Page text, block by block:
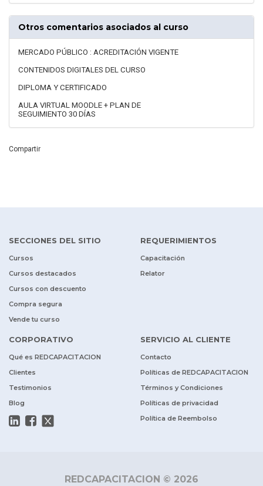
Otros comentarios asociados al curso
MERCADO PÚBLICO : ACREDITACIÓN VIGENTE
CONTENIDOS DIGITALES DEL CURSO
DIPLOMA Y CERTIFICADO
AULA VIRTUAL MOODLE + PLAN DE
SEGUIMIENTO 30 DÍAS
Compartir
SECCIONES DEL SITIO
Cursos
Cursos destacados
Cursos con descuento
Compra segura
Vende tu curso
REQUERIMIENTOS
Capacitación
Relator
CORPORATIVO
Qué es REDCAPACITACION
Clientes
Testimonios
Blog
SERVICIO AL CLIENTE
Contacto
Políticas de REDCAPACITACION
Términos y Condiciones
Políticas de privacidad
Política de Reembolso
REDCAPACITACION © 2026